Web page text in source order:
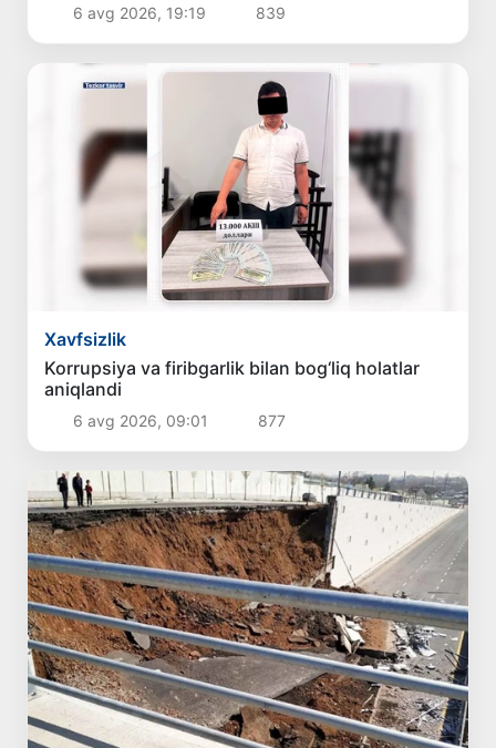
6 avg 2026, 19:19 839
Xavfsizlik
Korrupsiya va firibgarlik bilan bog‘liq holatlar
aniqlandi
6 avg 2026, 09:01 877